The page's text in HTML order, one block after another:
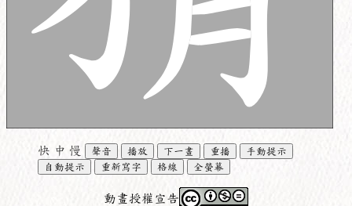
快 中 慢 聲音 播放 下一畫 重播
手動提示
自動提示
重新寫字 格線 全螢幕
動畫授權宣告